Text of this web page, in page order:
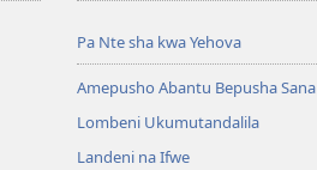
Pa Nte sha kwa Yehova
Amepusho Abantu Bepusha Sana
Lombeni Ukumutandalila
Landeni na Ifwe